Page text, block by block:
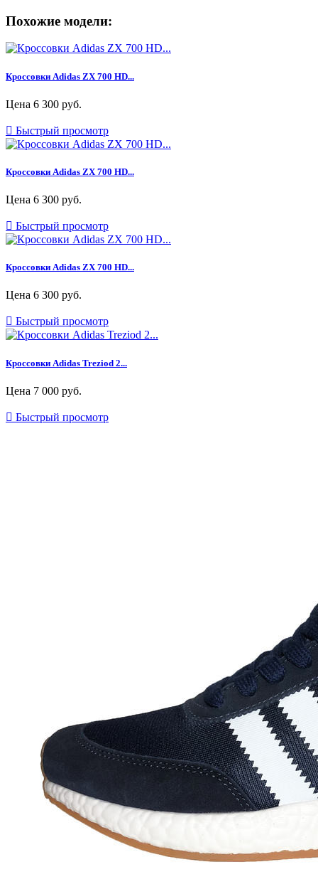
Похожие модели:
Кроссовки Adidas ZX 700 HD...
Цена 6 300 руб.
 Быстрый просмотр
Кроссовки Adidas ZX 700 HD...
Цена 6 300 руб.
 Быстрый просмотр
Кроссовки Adidas ZX 700 HD...
Цена 6 300 руб.
 Быстрый просмотр
Кроссовки Adidas Treziod 2...
Цена 7 000 руб.
 Быстрый просмотр